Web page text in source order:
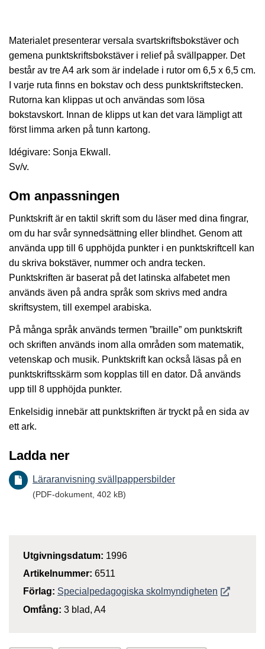
Materialet presenterar versala svartskriftsbokstäver och
gemena punktskriftsbokstäver i relief på svällpapper. Det
består av tre A4 ark som är indelade i rutor om 6,5 x 6,5 cm.
I varje ruta finns en bokstav och dess punktskriftstecken.
Rutorna kan klippas ut och användas som lösa
bokstavskort. Innan de klipps ut kan det vara lämpligt att
först limma arken på tunn kartong.
Idégivare: Sonja Ekwall.
Sv/v.
Om anpassningen
Punktskrift är en taktil skrift som du läser med dina fingrar,
om du har svår synnedsättning eller blindhet. Genom att
använda upp till 6 upphöjda punkter i en punktskriftcell kan
du skriva bokstäver, nummer och andra tecken.
Punktskriften är baserat på det latinska alfabetet men
används även på andra språk som skrivs med andra
skriftsystem, till exempel arabiska.
På många språk används termen ”braille” om punktskrift
och skriften används inom alla områden som matematik,
vetenskap och musik. Punktskrift kan också läsas på en
punktskriftsskärm som kopplas till en dator. Då används
upp till 8 upphöjda punkter.
Enkelsidig innebär att punktskriften är tryckt på en sida av
ett ark.
Ladda ner
Läraranvisning svällpappersbilder
(PDF-dokument, 402 kB)
Utgivningsdatum: 1996
Artikelnummer: 6511
Förlag: Specialpedagogiska skolmyndigheten Öppnas i
Omfång: 3 blad, A4